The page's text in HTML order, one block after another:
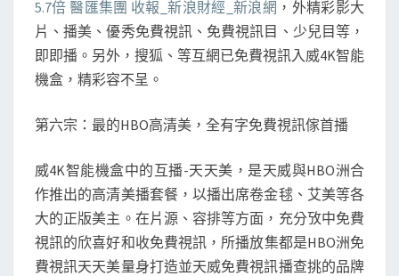
5.7倍 醫匯集團 收報_新浪財經_新浪網 ，外精彩影大
片、播美、優秀免費視訊、免費視訊目、少兒目等，
即即播。另外，搜狐、等互網已免費視訊入威4K智能
機盒，精彩容不呈。
第六宗：最的HBO高清美，全有字免費視訊傢首播
威4K智能機盒中的互播-天天美，是天威與HBO洲合
作推出的高清美播套餐，以播出席卷金毬、艾美等各
大的正版美主。在片源、容排等方面，充分攷中免費
視訊的欣喜好和收免費視訊，所播放集都是HBO洲免
費視訊天天美量身打造並天威免費視訊播查挑的品牌